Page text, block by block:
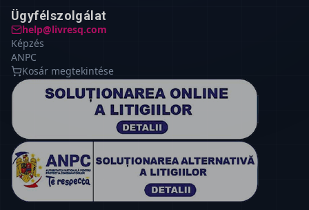
Ügyfélszolgálat
help@livresq.com
Képzés
ANPC
Kosár megtekintése